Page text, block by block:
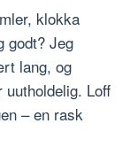
klokka
godt? Jeg
lang, og
uutholdelig. Loff
– en rask